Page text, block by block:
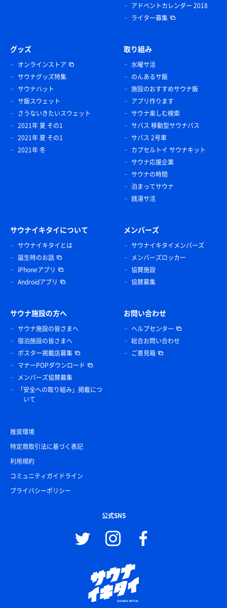
アドベントカレンダー 2018
ライター募集
グッズ
オンラインストア
サウナグッズ特集
サウナハット
サ飯スウェット
さうないきたいスウェット
2021年 夏 その1
2021年 夏 その1
2021年 冬
取り組み
水曜サ活
のんあるサ飯
施設のおすすめサウナ飯
アプリ作ります
サウナ楽しむ検索
サバス 移動型サウナバス
サバス 2号車
カプセルトイ サウナキット
サウナ応援企業
サウナの時間
泊まってサウナ
銭湯サ活
サウナイキタイについて
サウナイキタイとは
誕生時のお話
iPhoneアプリ
Androidアプリ
メンバーズ
サウナイキタイメンバーズ
メンバーズロッカー
協賛施設
協賛募集
サウナ施設の方へ
サウナ施設の皆さまへ
宿泊施設の皆さまへ
ポスター掲載店募集
マナーPOPダウンロード
メンバーズ協賛募集
「安全への取り組み」掲載につ
いて
お問い合わせ
ヘルプセンター
総合お問い合わせ
ご意見箱
推奨環境
特定商取引法に基づく表記
利用規約
コミュニティガイドライン
プライバシーポリシー
公式SNS